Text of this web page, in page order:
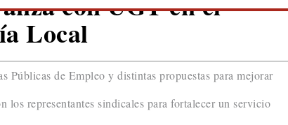
Local
Públicas de Empleo y distintas propuestas para mejorar
representantes sindicales para fortalecer un servicio